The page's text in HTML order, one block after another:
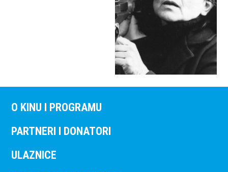
O KINU I PROGRAMU
PARTNERI I DONATORI
ULAZNICE